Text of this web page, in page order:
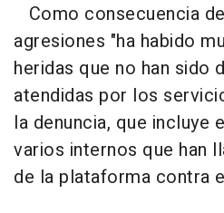
Como consecuencia
agresiones "ha habido
heridas que no han sido
atendidas por los
la denuncia, que incluye
varios internos que han
de la plataforma contra